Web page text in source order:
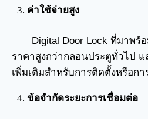
ค่าใช้จ่ายสูง
Digital Door Lock ที่มาพร้
ราคาสูงกว่ากลอนประตูทั่วไป แ
เพิ่มเติมสำหรับการติดตั้งหรือกา
ข้อจำกัดระยะการเชื่อมต่อ